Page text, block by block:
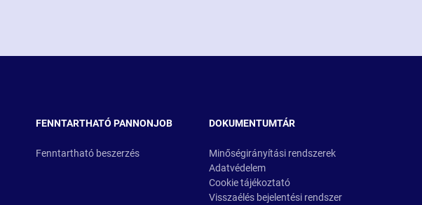
FENNTARTHATÓ PANNONJOB
Fenntartható beszerzés
DOKUMENTUMTÁR
Minőségirányítási rendszerek
Adatvédelem
Cookie tájékoztató
Visszaélés bejelentési rendszer